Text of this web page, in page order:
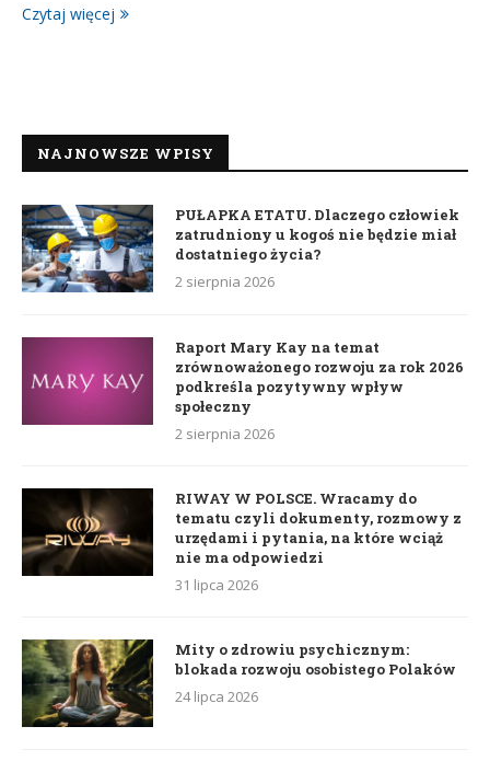
Czytaj więcej
NAJNOWSZE WPISY
PUŁAPKA ETATU. Dlaczego człowiek
zatrudniony u kogoś nie będzie miał
dostatniego życia?
2 sierpnia 2026
Raport Mary Kay na temat
zrównoważonego rozwoju za rok 2026
podkreśla pozytywny wpływ
społeczny
2 sierpnia 2026
RIWAY W POLSCE. Wracamy do
tematu czyli dokumenty, rozmowy z
urzędami i pytania, na które wciąż
nie ma odpowiedzi
31 lipca 2026
Mity o zdrowiu psychicznym:
blokada rozwoju osobistego Polaków
24 lipca 2026